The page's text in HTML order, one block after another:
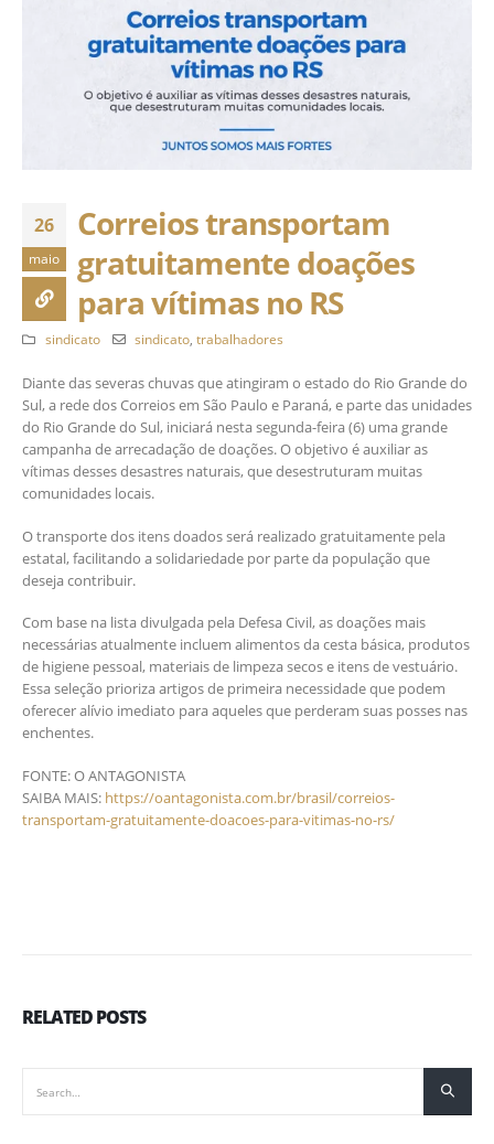
26
maio
Correios transportam
gratuitamente doações
para vítimas no RS
sindicato sindicato ,trabalhadores
Diante das severas chuvas que atingiram o estado do Rio Grande do
Sul, a rede dos Correios em São Paulo e Paraná, e parte das unidades
do Rio Grande do Sul, iniciará nesta segunda-feira (6) uma grande
campanha de arrecadação de doações. O objetivo é auxiliar as
vítimas desses desastres naturais, que desestruturam muitas
comunidades locais.
O transporte dos itens doados será realizado gratuitamente pela
estatal, facilitando a solidariedade por parte da população que
deseja contribuir.
Com base na lista divulgada pela Defesa Civil, as doações mais
necessárias atualmente incluem alimentos da cesta básica, produtos
de higiene pessoal, materiais de limpeza secos e itens de vestuário.
Essa seleção prioriza artigos de primeira necessidade que podem
oferecer alívio imediato para aqueles que perderam suas posses nas
enchentes.
FONTE: O ANTAGONISTA
SAIBA MAIS: https://oantagonista.com.br/brasil/correios-
transportam-gratuitamente-doacoes-para-vitimas-no-rs/
RELATEDPOSTS